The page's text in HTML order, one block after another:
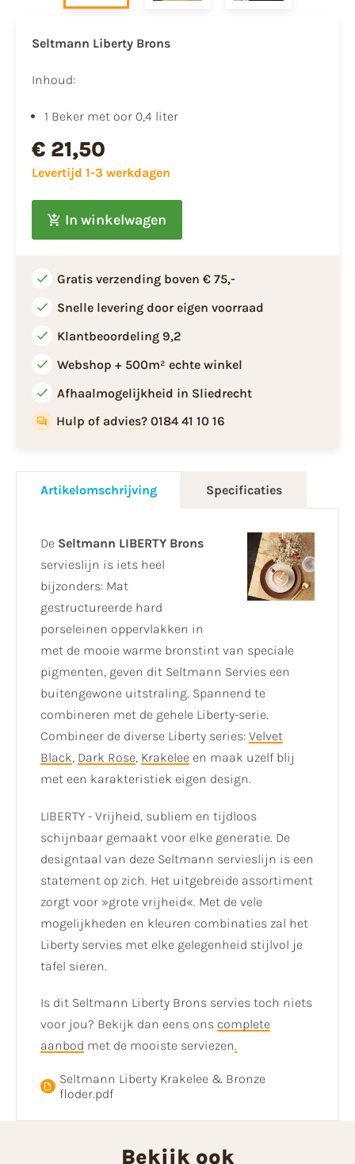
Seltmann Liberty Brons
Inhoud:
1 Beker met oor 0,4 liter
€ 21,50
Levertijd 1-3 werkdagen
In winkelwagen
Gratis verzending boven € 75,-
Snelle levering door eigen voorraad
Klantbeoordeling 9,2
Webshop + 500m² echte winkel
Afhaalmogelijkheid in Sliedrecht
Hulp of advies? 0184 41 10 16
Artikelomschrijving Specificaties
De Seltmann LIBERTY Brons
servieslijn is iets heel
bijzonders: Mat
gestructureerde hard
porseleinen oppervlakken in
met de mooie warme bronstint van speciale
pigmenten, geven dit Seltmann Servies een
buitengewone uitstraling. Spannend te
combineren met de gehele Liberty-serie.
Combineer de diverse Liberty series: Velvet
Black, Dark Rose, Krakelee en maak uzelf blij
met een karakteristiek eigen design.
LIBERTY - Vrijheid, subliem en tijdloos
schijnbaar gemaakt voor elke generatie. De
designtaal van deze Seltmann servieslijn is een
statement op zich. Het uitgebreide assortiment
zorgt voor »grote vrijheid«. Met de vele
mogelijkheden en kleuren combinaties zal het
Liberty servies met elke gelegenheid stijlvol je
tafel sieren.
Is dit Seltmann Liberty Brons servies toch niets
voor jou? Bekijk dan eens ons complete
aanbod met de mooiste serviezen.
Seltmann Liberty Krakelee & Bronze
floder.pdf
Bekijk ook